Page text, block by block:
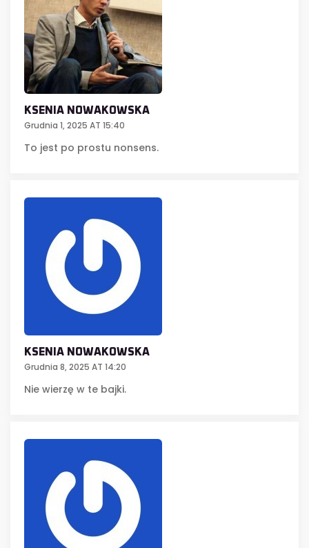
KSENIA NOWAKOWSKA
Grudnia 1, 2025 AT 15:40
To jest po prostu nonsens.
KSENIA NOWAKOWSKA
Grudnia 8, 2025 AT 14:20
Nie wierzę w te bajki.